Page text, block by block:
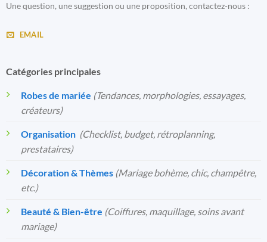
Une question, une suggestion ou une proposition, contactez-nous :
EMAIL
Catégories principales
Robes de mariée (Tendances, morphologies, essayages,
créateurs)
Organisation️ (Checklist, budget, rétroplanning,
prestataires)
Décoration & Thèmes (Mariage bohème, chic, champêtre,
etc.)
Beauté & Bien-être (Coiffures, maquillage, soins avant
mariage)